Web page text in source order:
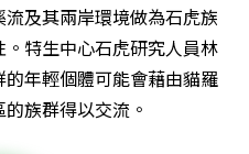
及其兩岸環境做為石虎族
特生中心石虎研究人員林
年輕個體可能會藉由貓羅
族群得以交流。